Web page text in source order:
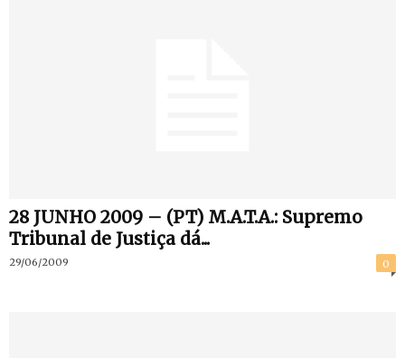
28 JUNHO 2009 – (PT) M.A.T.A.: Supremo
Tribunal de Justiça dá...
29/06/2009 0